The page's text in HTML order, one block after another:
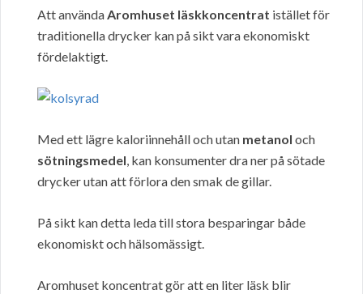
Att användaAromhuset läskkoncentrat istället för
traditionella drycker kan på sikt vara ekonomiskt
fördelaktigt.
Med ett lägre kaloriinnehåll och utan metanol och
sötningsmedel, kan konsumenter dra ner på sötade
drycker utan att förlora den smak de gillar.
På sikt kan detta leda till stora besparingar både
ekonomiskt och hälsomässigt.
Aromhuset koncentrat gör att en liter läsk blir